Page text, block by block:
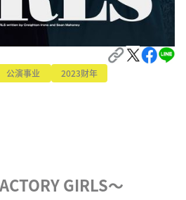
公演事业 2023财年
GIRLS～